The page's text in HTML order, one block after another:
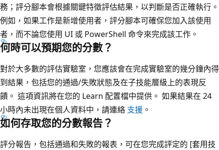
務；評分腳本會根據關鍵特徵評估結果，以判斷是否正確執行。
例如，如果工作是新增使用者，評分腳本可確保您加入該使用
者，而不論您使用 UI 或 PowerShell 命令來完成該工作。
何時可以預期您的分數？
對於大多數的評估實驗室，您應該會在完成實驗室的幾分鐘內得
到結果，包括您的通過/失敗狀態及在子技能層級上的表現反
饋。 這項資訊將在您的 Learn 配置檔中提供。 如果結果在 24
小時內未出現在個人資料中，請連絡 支援 。
如何存取您的分數報告？
評分報告，包括通過和失敗的報表，可在您完成評定的 [套用技